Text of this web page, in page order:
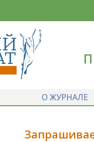
О ЖУРНАЛЕ